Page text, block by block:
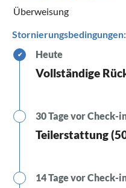
Überweisung
Stornierungsbedingungen:
✔ Heute
Vollständige
30 Tage vor Check-
Teilerstattung
14 Tage vor Check-